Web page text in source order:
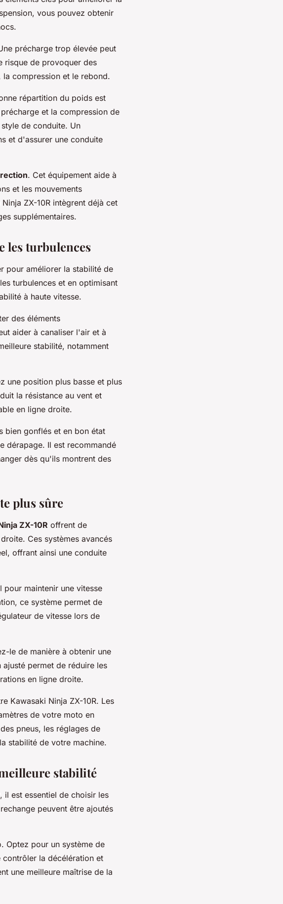
vous pouvez obtenir
précharge trop élevée peut
risque de provoquer des
la compression et le rebond.
répartition du poids est
et la compression de
de conduite. Un
et d'assurer une conduite
. Cet équipement aide à
et les mouvements
ZX-10R intègrent déjà cet
supplémentaires.
les turbulences
pour améliorer la stabilité de
turbulences et en optimisant
à haute vitesse.
des éléments
aider à canaliser l'air et à
stabilité, notamment
une position plus basse et plus
la résistance au vent et
en ligne droite.
bien gonflés et en bon état
dérapage. Il est recommandé
dès qu'ils montrent des
plus sûre
ZX-10R offrent de
Ces systèmes avancés
offrant ainsi une conduite
maintenir une vitesse
ce système permet de
de vitesse lors de
le de manière à obtenir une
permet de réduire les
en ligne droite.
Kawasaki Ninja ZX-10R. Les
de votre moto en
pneus, les réglages de
stabilité de votre machine.
stabilité
, il est essentiel de choisir les
peuvent être ajoutés
Optez pour un système de
la décélération et
une meilleure maîtrise de la